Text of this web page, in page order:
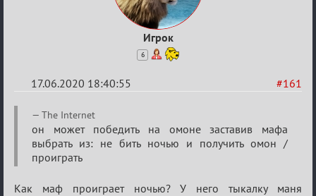
Игрок
6
#161
17.06.2020 18:40:55
Re:
Семейный
кубок
The Internet
он может победить на омоне заставив мафа
выбрать из: не бить ночью и получить омон /
проиграть
Как маф проиграет ночью? У него тыкалку маня